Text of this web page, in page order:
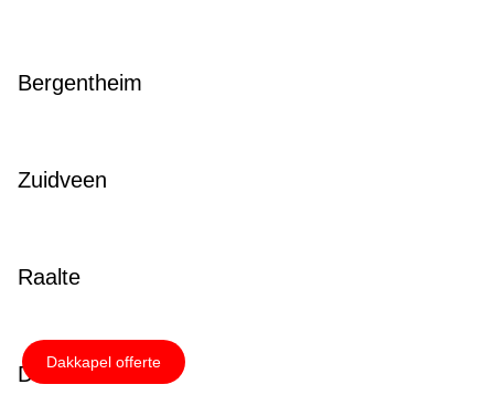
Bergentheim
Zuidveen
Raalte
De Pol
Dakkapel offerte